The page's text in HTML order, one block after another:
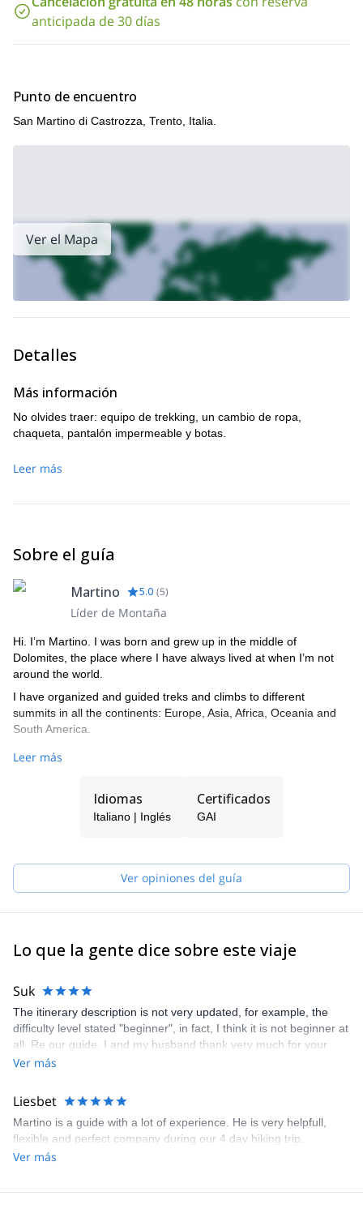
senderismo que lidero enCerdeña
anticipada de 30 días
Punto de encuentro
San Martino di Castrozza, Trento, Italia.
Ver el Mapa
Detalles
Más información
No olvides traer: equipo de trekking, un cambio de ropa,
chaqueta, pantalón impermeable y botas.
Leer más
Sobre el guía
Martino 5.0 (5)
Líder de Montaña
Hi. I’m Martino. I was born and grew up in the middle of
Dolomites, the place where I have always lived at when I’m not
around the world.
I have organized and guided treks and climbs to different
summits in all the continents: Europe, Asia, Africa, Oceania and
South America.
I’m available to guide trekking tours in the Dolomites and
Leer más
Idiomas
Italiano | Inglés
Certificados
GAI
Ver opiniones del guía
Lo que la gente dice sobre este viaje
Suk
The itinerary description is not very updated, for example, the
difficulty level stated "beginner", in fact, I think it is not beginner at
all. Re our guide, I and my husband thank very much for your
guiding service. He is professional. As our friend is not able to
2. During the first 2 days, as she is very slow, Martino was
patience and helpful to her, and even helped her to re-plan the
journey to enable her to return to town. I and my husband
supported her to break the journey if she can't manage. This has
nothing related to Martino, it is solely because she is not used to
ensure her safety return to town.
Ver más
Liesbet
Martino is a guide with a lot of experience. He is very helpfull,
flexible and perfect company during our 4 day hiking trip.
Ver más